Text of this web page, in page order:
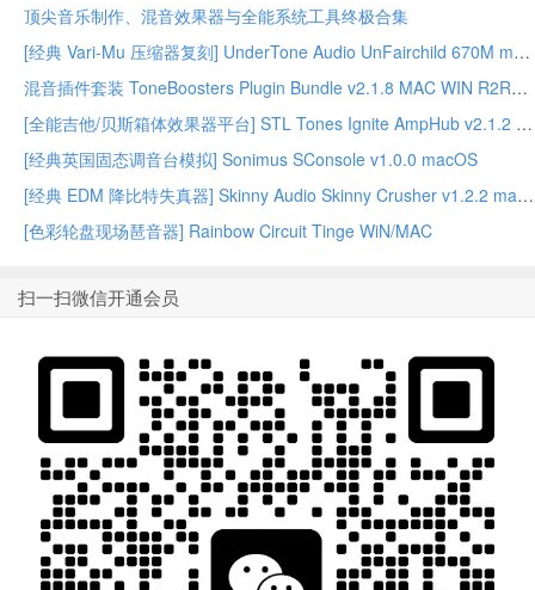
顶尖音乐制作、混音效果器与全能系统工具终极合集
[经典 Vari-Mu 压缩器复刻] UnderTone Audio UnFairchild 670M mkII v1.0.8 WiN/MAC – BUBBiX
混音插件套装 ToneBoosters Plugin Bundle v2.1.8 MAC WIN R2R版本
[全能吉他/贝斯箱体效果器平台] STL Tones Ignite AmpHub v2.1.2 2026.07 WiN – ItUsed
[经典英国固态调音台模拟] Sonimus SConsole v1.0.0 macOS
[经典 EDM 降比特失真器] Skinny Audio Skinny Crusher v1.2.2 macOS – GUISEPPE
[色彩轮盘现场琶音器] Rainbow Circuit Tinge WiN/MAC
扫一扫微信开通会员